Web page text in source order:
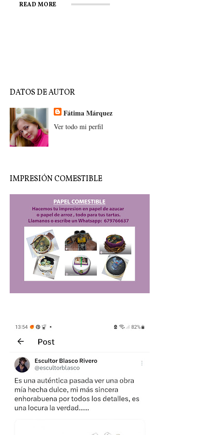
READ MORE
y Macarena
READ MORE
de la Sed
Centuria Macarena
READ MORE
DATOS DE AUTOR
Fátima Márquez
Ver todo mi perfil
IMPRESIÓN COMESTIBLE